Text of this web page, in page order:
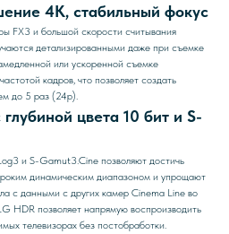
4K, стабильный фокус
FX3 и большой скорости считывания
детализированными даже при съемке
или ускоренной съемке
кадров, что позволяет создать
до 5 раз (24p).
цвета 10 бит и S-
и S-Gamut3.Cine позволяют достичь
динамическим диапазоном и упрощают
с данными с других камер Cinema Line во
HDR позволяет напрямую воспроизводить
телевизорах без постобработки.